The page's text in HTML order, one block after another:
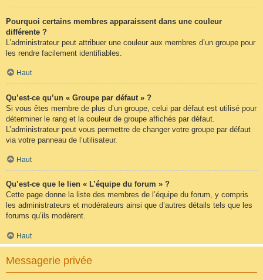
Pourquoi certains membres apparaissent dans une couleur
différente ?
L’administrateur peut attribuer une couleur aux membres d’un groupe pour
les rendre facilement identifiables.
Haut
Qu’est-ce qu’un « Groupe par défaut » ?
Si vous êtes membre de plus d’un groupe, celui par défaut est utilisé pour
déterminer le rang et la couleur de groupe affichés par défaut.
L’administrateur peut vous permettre de changer votre groupe par défaut
via votre panneau de l’utilisateur.
Haut
Qu’est-ce que le lien « L’équipe du forum » ?
Cette page donne la liste des membres de l’équipe du forum, y compris
les administrateurs et modérateurs ainsi que d’autres détails tels que les
forums qu’ils modèrent.
Haut
Messagerie privée